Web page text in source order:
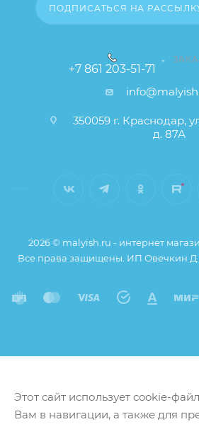
ПОДПИСАТЬСЯ НА
+7 861 203-51-71
350059 г. Краснодар,
д. 87А
2026 © malyish.ru - интернет
Все права защищены. ИП Овечкин
Этот сайт использует cookie-
Вам в навигации, а также для